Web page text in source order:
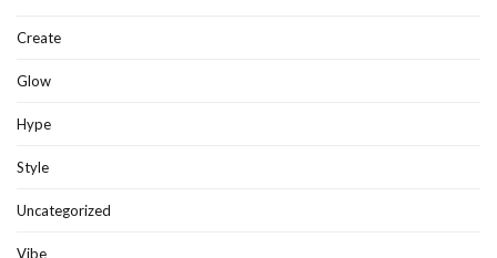
Create
Glow
Hype
Style
Uncategorized
Vibe